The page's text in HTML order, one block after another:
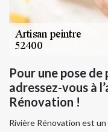
Pour une pose
adressez-vous à
Rénovation !
Rivière Rénovation est